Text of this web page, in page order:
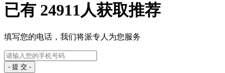
已有 24911人获取推荐
填写您的电话，我们将派专人为您服务
- 提 交 -